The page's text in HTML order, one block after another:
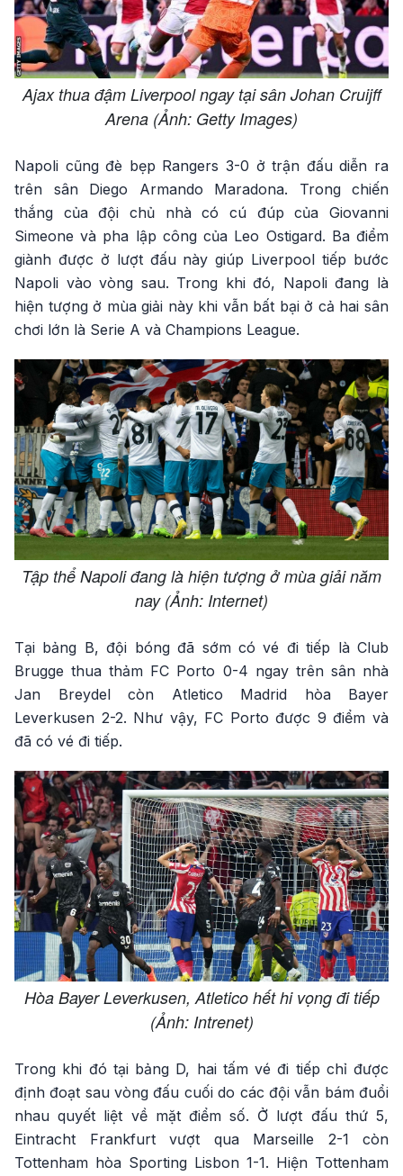
Ajax thua đậm Liverpool ngay tại sân Johan Cruijff
Arena (Ảnh: Getty Images)
Napoli cũng đè bẹp Rangers 3-0 ở trận đấu diễn ra
trên sân Diego Armando Maradona. Trong chiến
thắng của đội chủ nhà có cú đúp của Giovanni
Simeone và pha lập công của Leo Ostigard. Ba điểm
giành được ở lượt đấu này giúp Liverpool tiếp bước
Napoli vào vòng sau. Trong khi đó, Napoli đang là
hiện tượng ở mùa giải này khi vẫn bất bại ở cả hai sân
chơi lớn là Serie A và Champions League.
Tập thể Napoli đang là hiện tượng ở mùa giải năm
nay (Ảnh: Internet)
Tại bảng B, đội bóng đã sớm có vé đi tiếp là Club
Brugge thua thảm FC Porto 0-4 ngay trên sân nhà
Jan Breydel còn Atletico Madrid hòa Bayer
Leverkusen 2-2. Như vậy, FC Porto được 9 điểm và
đã có vé đi tiếp.
Hòa Bayer Leverkusen, Atletico hết hi vọng đi tiếp
(Ảnh: Intrenet)
Trong khi đó tại bảng D, hai tấm vé đi tiếp chỉ được
định đoạt sau vòng đấu cuối do các đội vẫn bám đuổi
nhau quyết liệt về mặt điểm số. Ở lượt đấu thứ 5,
Eintracht Frankfurt vượt qua Marseille 2-1 còn
Tottenham hòa Sporting Lisbon 1-1. Hiện Tottenham